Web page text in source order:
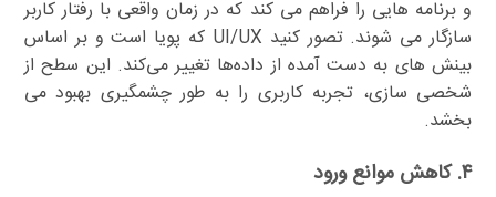
و برنامه هایی را فراهم می کند که در زمان واقعی با رفتار کاربر
سازگار می شوند. تصور کنید UI/UX که پویا است و بر اساس
بینش های به دست آمده از داده‌ها تغییر می‌کند. این سطح از
شخصی سازی، تجربه کاربری را به طور چشمگیری بهبود می
بخشد.
۴. کاهش موانع ورود